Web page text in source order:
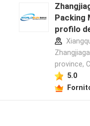
Packing
profilo
province,
5.0